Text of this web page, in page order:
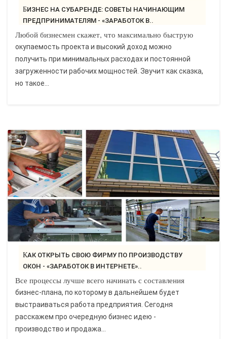
БИЗНЕС НА СУБАРЕНДЕ: СОВЕТЫ НАЧИНАЮЩИМ
ПРЕДПРИНИМАТЕЛЯМ - «ЗАРАБОТОК В..
Любой бизнесмен скажет, что максимально быструю
окупаемость проекта и высокий доход можно
получить при минимальных расходах и постоянной
загруженности рабочих мощностей. Звучит как сказка,
но такое...
КАК ОТКРЫТЬ СВОЮ ФИРМУ ПО ПРОИЗВОДСТВУ
ОКОН - «ЗАРАБОТОК В ИНТЕРНЕТЕ»..
Все процессы лучше всего начинать с составления
бизнес-плана, по которому в дальнейшем будет
выстраиваться работа предприятия. Сегодня
расскажем про очередную бизнес идею -
производство и продажа...